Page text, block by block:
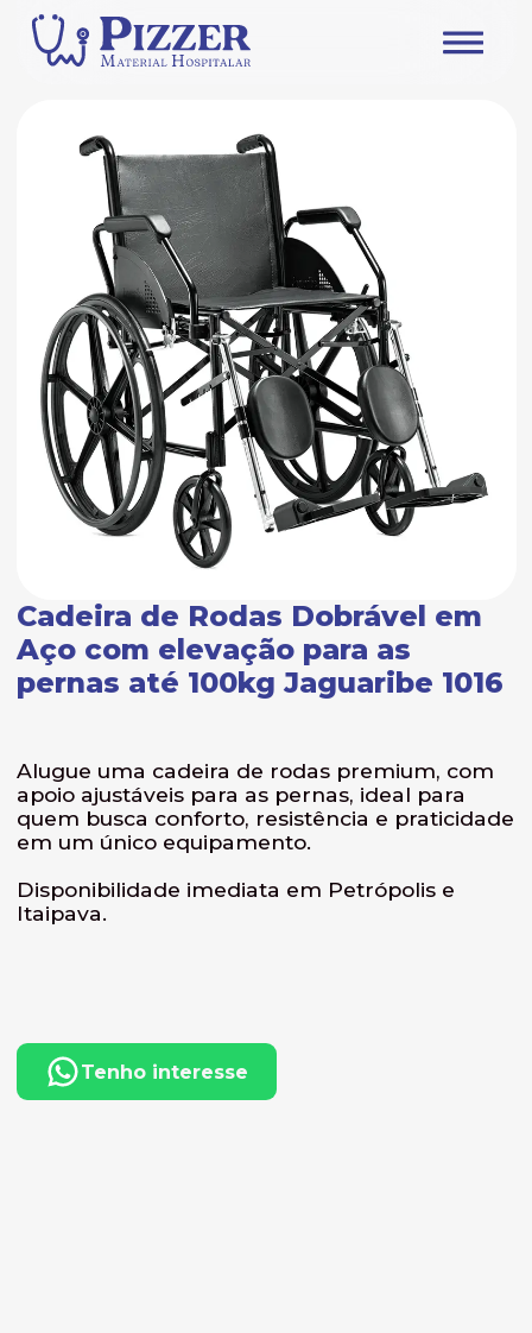
Cadeira de Rodas Dobrável em
Aço com elevação para as
pernas até 100kg Jaguaribe 1016
Alugue uma cadeira de rodas premium, com
apoio ajustáveis para as pernas, ideal para
quem busca conforto, resistência e praticidade
em um único equipamento.
Disponibilidade imediata em Petrópolis e
Itaipava.
Tenho interesse